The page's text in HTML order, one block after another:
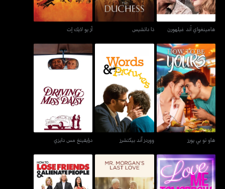
هامينغواي أند غيلهورن ذا داتشيس آز يو لايك إت
هاو تو بي يورز
هاو تو بي يورز
ووردز آند بيكتشرز
ووردز آند بيكتشرز
درايفينغ مس دايزي
درايفينغ مس دايزي